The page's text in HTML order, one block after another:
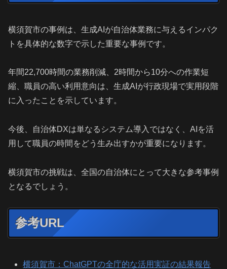
横須賀市の事例は、生成AIが自治体業務に与えるインパク
トを具体的な数字で示した重要な事例です。
年間22,700時間の業務削減、2時間から10分への作業短
縮、職員の高い利用意向は、生成AIが行政現場で実用段階
に入ったことを示しています。
今後、自治体DXは単なるシステム導入ではなく、AIを活
用して職員の時間をどう生み出すかが重要になります。
横須賀市の挑戦は、全国の自治体にとって大きな参考事例
となるでしょう。
参考URL
横須賀市：ChatGPTの全庁的な活用実証の結果報告